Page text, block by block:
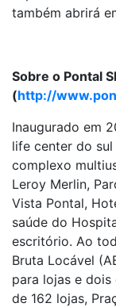
também abrirá
Sobre o Pontal
(http://
Inaugurado em
life center do
complexo
Leroy Merlin,
Vista Pontal,
saúde do
escritório. Ao
Bruta Locável
para lojas e
de 162 lojas,